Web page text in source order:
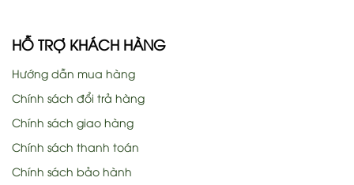
HỖ TRỢ KHÁCH HÀNG
Hướng dẫn mua hàng
Chính sách đổi trả hàng
Chính sách giao hàng
Chính sách thanh toán
Chính sách bảo hành